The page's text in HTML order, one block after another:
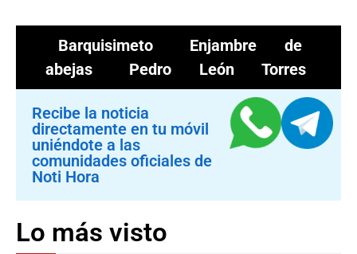
Barquisimeto
Enjambre de
abejas
Pedro León Torres
Recibe la noticia
directamente en tu móvil
uniéndote a las
comunidades oficiales de
Noti Hora
Lo más visto